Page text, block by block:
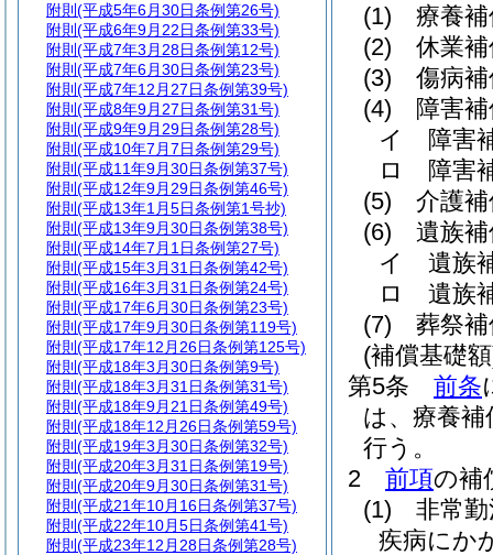
(1)
療養
(2)
休業
(3)
傷病
(4)
障害
イ
障害
ロ
障害
(5)
介護
(6)
遺族
イ
遺族
ロ
遺族
(7)
葬祭
(補償基礎
第5条
前条
は、療養
行う。
2
前項の補
(1)
非常
疾病にか
附則 (平成5年6月30日条例第26号)
附則 (平成6年9月22日条例第33号)
附則 (平成7年3月28日条例第12号)
附則 (平成7年6月30日条例第23号)
附則 (平成7年12月27日条例第39号)
附則 (平成8年9月27日条例第31号)
附則 (平成9年9月29日条例第28号)
附則 (平成10年7月7日条例第29号)
附則 (平成11年9月30日条例第37号)
附則 (平成12年9月29日条例第46号)
附則 (平成13年1月5日条例第1号抄)
附則 (平成13年9月30日条例第38号)
附則 (平成14年7月1日条例第27号)
附則 (平成15年3月31日条例第42号)
附則 (平成16年3月31日条例第24号)
附則 (平成17年6月30日条例第23号)
附則 (平成17年9月30日条例第119号)
附則 (平成17年12月26日条例第125号)
附則 (平成18年3月30日条例第9号)
附則 (平成18年3月31日条例第31号)
附則 (平成18年9月21日条例第49号)
附則 (平成18年12月26日条例第59号)
附則 (平成19年3月30日条例第32号)
附則 (平成20年3月31日条例第19号)
附則 (平成20年9月30日条例第31号)
附則 (平成21年10月16日条例第37号)
附則 (平成22年10月5日条例第41号)
附則 (平成23年12月28日条例第28号)